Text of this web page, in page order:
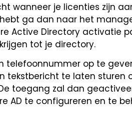
wanneer je licenties zijn
ga dan naar het
Active Directory activatie
tot je directory.
telefoonnummer op te
tekstbericht te laten sturen
toegang zal dan
AD te configureren en te